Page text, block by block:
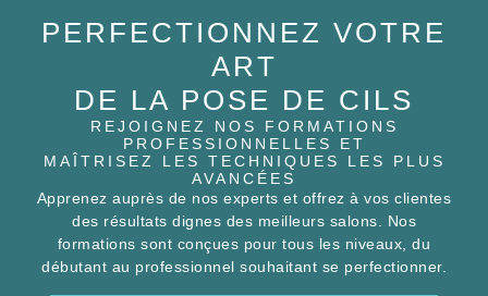
PERFECTIONNEZ VOTRE
ART
DE LA POSE DE CILS
REJOIGNEZ NOS FORMATIONS
PROFESSIONNELLES ET
MAÎTRISEZ LES TECHNIQUES LES PLUS
AVANCÉES
Apprenez auprès de nos experts et offrez à vos clientes
des résultats dignes des meilleurs salons. Nos
formations sont conçues pour tous les niveaux, du
débutant au professionnel souhaitant se perfectionner.